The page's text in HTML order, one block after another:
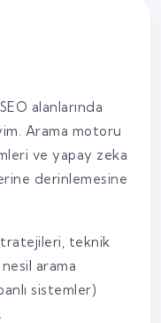
alanlarında
Arama motoru
ve yapay zeka
derinlemesine
teknik
arama
sistemler)